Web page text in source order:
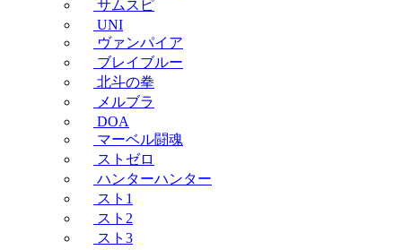
サムスピ
UNI
ヴァンパイア
ブレイブルー
北斗の拳
メルブラ
DOA
マーベル闘魂
ストゼロ
ハンターハンター
スト1
スト2
スト3